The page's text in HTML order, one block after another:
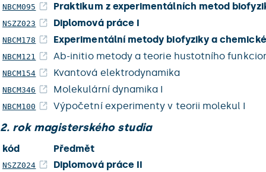
NBCM095 Praktikum z experimentálních metod
NSZZ023 Diplomová práce I
NBCM178 Experimentální metody biofyziky a
NBCM121 Ab-initio metody a teorie hustotního
NBCM154 Kvantová elektrodynamika
NBCM346 Molekulární dynamika I
NBCM100 Výpočetní experimenty v teorii molekul I
2. rok magisterského studia
kód Předmět
NSZZ024 Diplomová práce II